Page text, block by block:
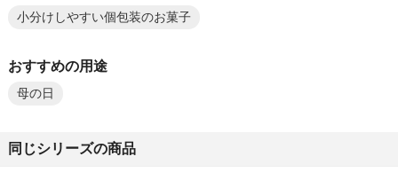
小分けしやすい個包装のお菓子
おすすめの用途
母の日
同じシリーズの商品